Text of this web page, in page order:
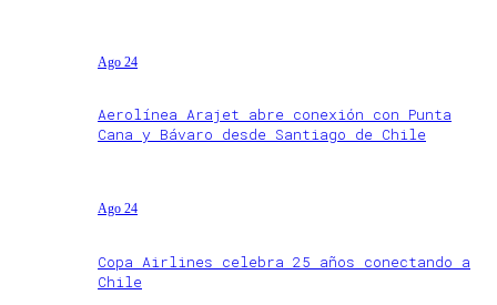
Ago 24
Aerolínea Arajet abre conexión con Punta
Cana y Bávaro desde Santiago de Chile
Ago 24
Copa Airlines celebra 25 años conectando a
Chile